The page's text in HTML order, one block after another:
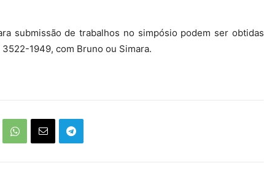
submissão de trabalhos no simpósio podem ser obtidas
1949, com Bruno ou Simara.